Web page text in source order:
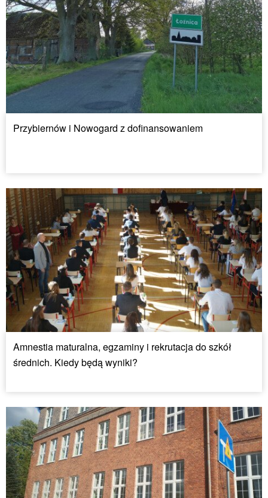
Przybiernów i Nowogard z dofinansowaniem
Amnestia maturalna, egzaminy i rekrutacja do szkół
średnich. Kiedy będą wyniki?